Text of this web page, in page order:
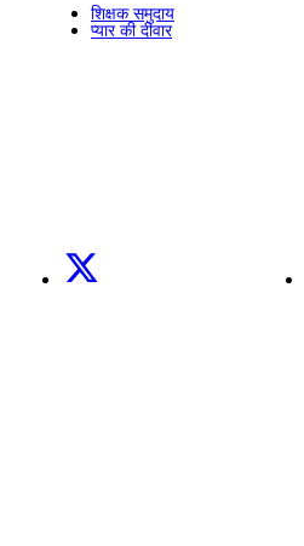
शिक्षक समुदाय
प्यार की दीवार
X